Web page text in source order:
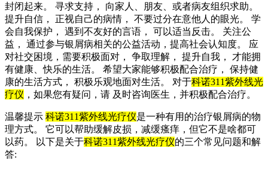
封闭起来。 寻求支持， 向家人、朋友、或者病友组织求助。
提升自信， 正视自己的病情， 不要过分在意他人的眼光。 学
会自我保护， 遇到不友好的言语， 可以适当反击。 关注公
益， 通过参与银屑病相关的公益活动，提高社会认知度。 应
对社交困境，需要积极面对， 争取理解， 提升自我， 才能拥
有健康、快乐的生活。 希望大家能够积极配合治疗， 保持健
康的生活方式， 积极乐观地面对生活。 对于科诺311紫外线光
疗仪 ，如果您有疑问，请 及时咨询医生，并积极配合治疗。
温馨提示 科诺311紫外线光疗仪是一种有用的治疗银屑病的物
理方式。 它可以帮助缓解皮损，减缓瘙痒，但它不是啥都可
以药。 以下是关于科诺311紫外线光疗仪的三个常见问题和解
答: